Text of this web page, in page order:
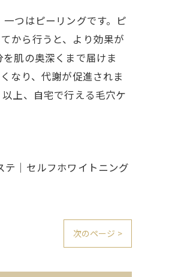
つはピーリングです。ピ
から行うと、より効果が
肌の奥深くまで届けま
なり、代謝が促進されま
上、自宅で行える毛穴ケ
｜セルフホワイトニング
次のページ >